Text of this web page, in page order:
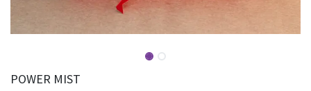
POWER MIST